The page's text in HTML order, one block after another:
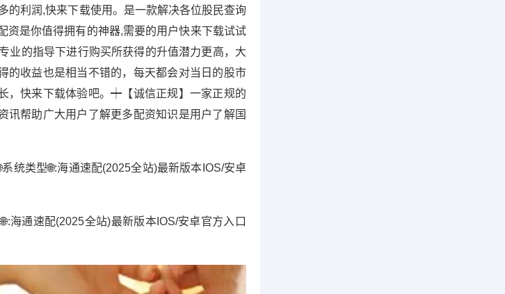
的利润,快来下载使用。是一款解决各位股民查询
资是你值得拥有的神器,需要的用户快来下载试试
业的指导下进行购买所获得的升值潜力更高，大
的收益也是相当不错的，每天都会对当日的股市
，快来下载体验吧。┿【诚信正规】一家正规的
讯帮助广大用户了解更多配资知识是用户了解国
统类型🌐:海通速配(2025全站)最新版本IOS/安卓
海通速配(2025全站)最新版本IOS/安卓官方入口